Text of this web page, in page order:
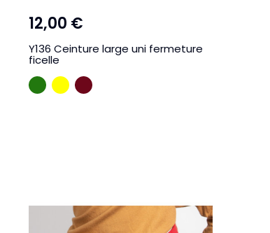
12,00 €
Y136 Ceinture large uni fermeture
ficelle
VERTJAUNEBORDEAUX